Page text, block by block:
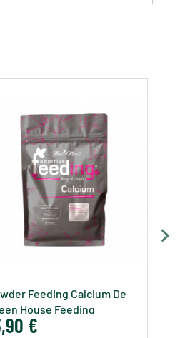
Feeding Calcium De
House Feeding
€